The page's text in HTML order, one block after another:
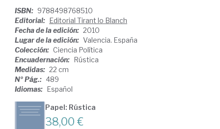
ISBN: 9788498768510
Editorial: Editorial Tirant lo Blanch
Fecha de la edición: 2010
Lugar de la edición: Valencia. España
Colección: Ciencia Política
Encuadernación: Rústica
Medidas: 22 cm
Nº Pág.: 489
Idiomas: Español
Papel: Rústica
38,00 €